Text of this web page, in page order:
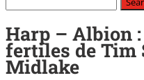
Harp – Albion
fertiles de Tim
Midlake